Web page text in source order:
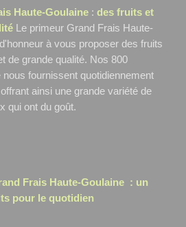
Haute-Goulaine : des fruits et
Le primeur Grand Frais Haute-
à vous proposer des fruits
de grande qualité. Nos 800
fournissent quotidiennement
ainsi une grande variété de
qui ont du goût.
Frais Haute-Goulaine : un
pour le quotidien